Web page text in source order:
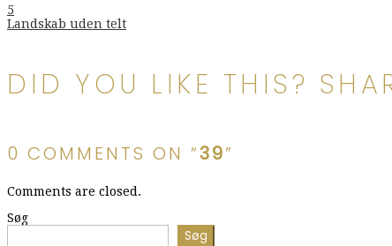
Indlægsnavigation
5
Landskab uden telt
DID YOU LIKE THIS?
0 COMMENTS ON “39”
Comments are closed.
Søg
Søg